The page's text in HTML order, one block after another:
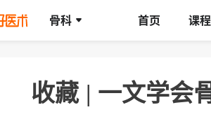
骨科 首页 课程
收藏 | 一文学会